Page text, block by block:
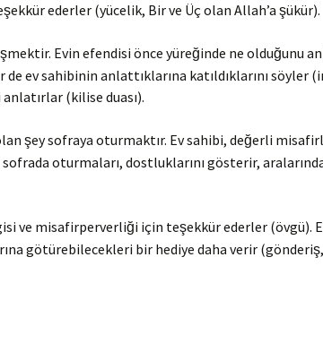
ederler (yücelik, Bir ve Üç olan Allah’a şükür).
Evin efendisi önce yüreğinde ne olduğunu
ev sahibinin anlattıklarına katıldıklarını söyler
(kilise duası).
şey sofraya oturmaktır. Ev sahibi, değerli
oturmaları, dostluklarını gösterir,
ve misafirperverliği için teşekkür ederler (övgü).
götürebilecekleri bir hediye daha verir